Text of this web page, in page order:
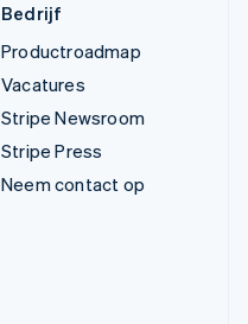
Bedrijf
Productroadmap
Vacatures
Stripe Newsroom
Stripe Press
Neem contact op